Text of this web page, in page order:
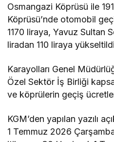
Osmangazi Köprüsü ile
Köprüsü’nde otomobil
1170 liraya, Yavuz Sultan
liradan 110 liraya
Karayolları Genel
Özel Sektör İş Birliği
ve köprülerin geçiş
KGM’den yapılan yazılı
1 Temmuz 2026